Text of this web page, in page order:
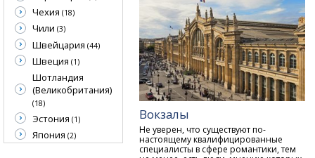
Вокзалы
Не уверен, что существуют по-
настоящему квалифицированные
специалисты в сфере романтики, тем
Чехия (18)
Чили (3)
Швейцария (44)
Швеция (1)
Шотландия
(Великобритания)
(18)
Эстония (1)
Япония (2)